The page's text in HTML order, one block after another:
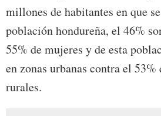
millones de habitantes en que
población hondureña, el 46%
55% de mujeres y de esta
en zonas urbanas contra el 53%
rurales.